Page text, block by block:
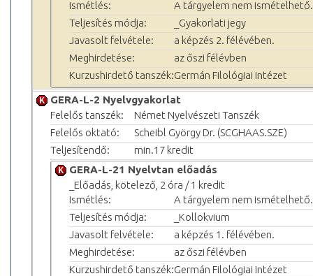
Ismétlés:
A tárgyelem nem ismételhető.
Teljesítés módja:
_Gyakorlati jegy
Javasolt felvétele:
a képzés 2. félévében.
Meghirdetése:
az őszi félévben
Kurzushirdető tanszék:Germán Filológiai Intézet
GERA-L-2 Nyelvgyakorlat
Felelős tanszék:
Német Nyelvészeti Tanszék
Felelős oktató:
Scheibl György Dr. (SCGHAAS.SZE)
Teljesítendő:
min.17 kredit
GERA-L-21 Nyelvtan előadás
_Előadás, kötelező, 2 óra / 1 kredit
Ismétlés:
A tárgyelem nem ismételhető.
Teljesítés módja:
_Kollokvium
Javasolt felvétele:
a képzés 1. félévében.
Meghirdetése:
az őszi félévben
Kurzushirdető tanszék:Germán Filológiai Intézet